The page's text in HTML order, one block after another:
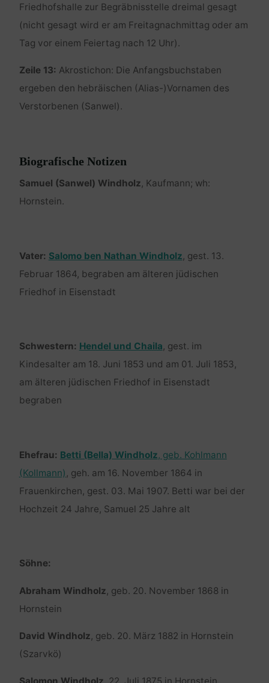
Friedhofshalle zur Begräbnisstelle dreimal gesagt
(nicht gesagt wird er am Freitagnachmittag oder am
Tag vor einem Feiertag nach 12 Uhr).
Zeile 13: Akrostichon: Die Anfangsbuchstaben
ergeben den hebräischen (Alias-)Vornamen des
Verstorbenen (Sanwel).
Biografische Notizen
Samuel (Sanwel) Windholz, Kaufmann; wh:
Hornstein.
Vater: Salomo ben Nathan Windholz, gest. 13.
Februar 1864, begraben am älteren jüdischen
Friedhof in Eisenstadt
Schwestern: Hendel und Chaila, gest. im
Kindesalter am 18. Juni 1853 und am 01. Juli 1853,
am älteren jüdischen Friedhof in Eisenstadt
begraben
Ehefrau: Betti (Bella) Windholz, geb. Kohlmann
(Kollmann) , geh. am 16. November 1864 in
Frauenkirchen, gest. 03. Mai 1907. Betti war bei der
Hochzeit 24 Jahre, Samuel 25 Jahre alt
Söhne:
Abraham Windholz, geb. 20. November 1868 in
Hornstein
David Windholz, geb. 20. März 1882 in Hornstein
(Szarvkö)